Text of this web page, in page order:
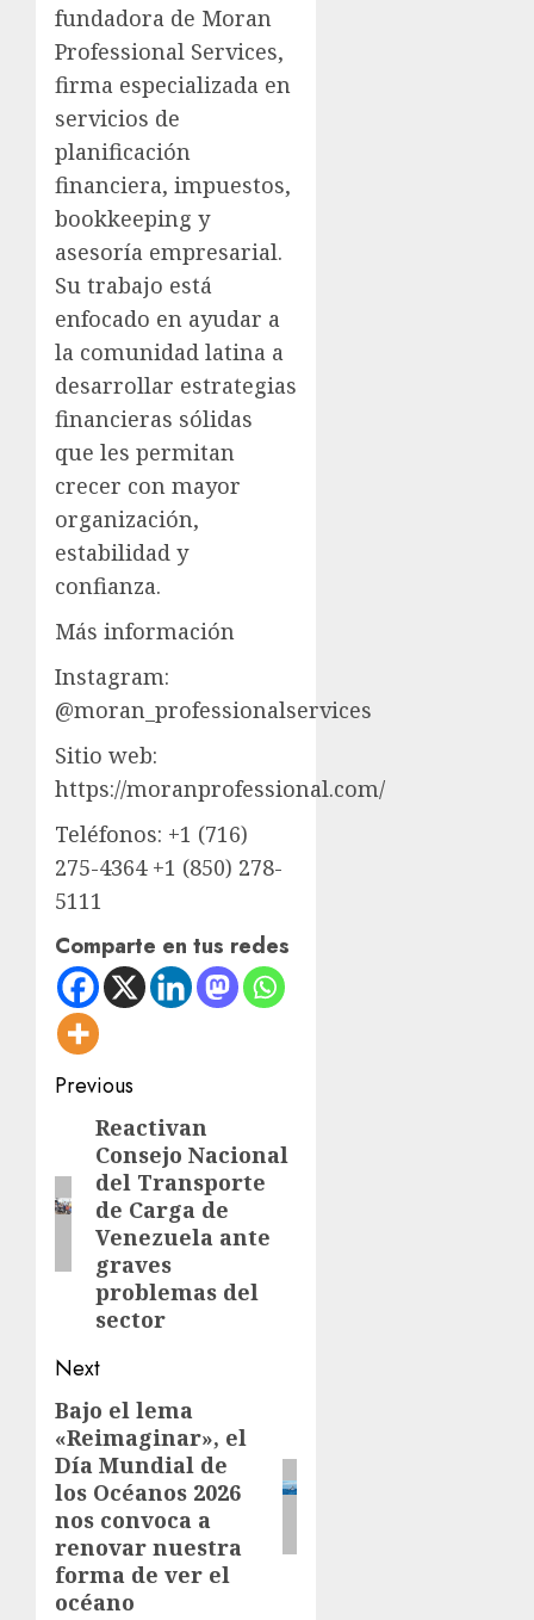
fundadora de Moran
Professional Services,
firma especializada en
servicios de
planificación
financiera, impuestos,
bookkeeping y
asesoría empresarial.
Su trabajo está
enfocado en ayudar a
la comunidad latina a
desarrollar estrategias
financieras sólidas
que les permitan
crecer con mayor
organización,
estabilidad y
confianza.
Más información
Instagram:
@moran_professionalservices
Sitio web:
https://moranprofessional.com/
Teléfonos: +1 (716)
275-4364 +1 (850) 278-
5111
Comparte en tus redes
Post
navigation
Previous
Previous
post:
Reactivan
Consejo Nacional
del Transporte
de Carga de
Venezuela ante
graves
problemas del
sector
Next
Next
post:
Bajo el lema
«Reimaginar», el
Día Mundial de
los Océanos 2026
nos convoca a
renovar nuestra
forma de ver el
océano